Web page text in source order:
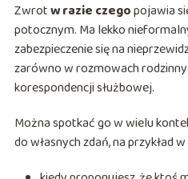
Zwrotw razie czegopojawia
potocznym. Ma lekko
zabezpieczenie się na
zarówno w rozmowach
korespondencji służbowej.
Można spotkać go w wielu
do własnych zdań, na przykład